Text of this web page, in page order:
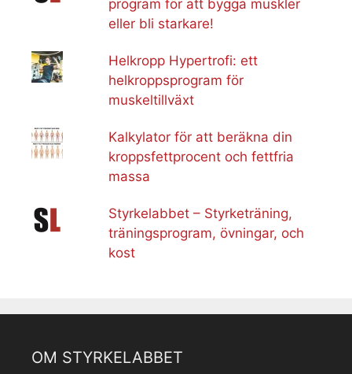
program för att bygga muskler
eller bli starkare!
Helkropp Hypertrofi: ett
helkroppsprogram för
muskeltillväxt
Kalkylator för att beräkna din
kroppsfettprocent och fettfria
massa
Styrkelabbet – Styrketräning,
träningsprogram, övningar, och
kost
OM STYRKELABBET